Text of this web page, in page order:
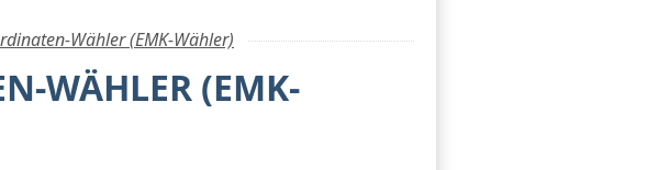
Wähler (EMK-Wähler)
WÄHLER (EMK-